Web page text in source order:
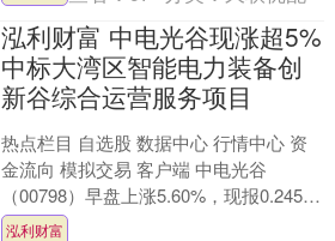
军。 蒯曼以3比4....
泓利财富 中电光谷现涨超5%
中标大湾区智能电力装备创
新谷综合运营服务项目
热点栏目 自选股 数据中心 行情中心 资
金流向 模拟交易 客户端 中电光谷
（00798）早盘上涨5.60%，现报0.245港
元，成交额15.836万港元。 9月....
泓利财富